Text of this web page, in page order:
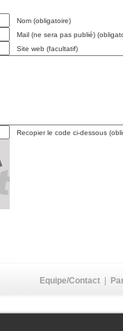
Nom (obligatoire)
Mail (ne sera pas publié)
Site web (facultatif)
Recopier le code ci-dessous
Equipe/Contact